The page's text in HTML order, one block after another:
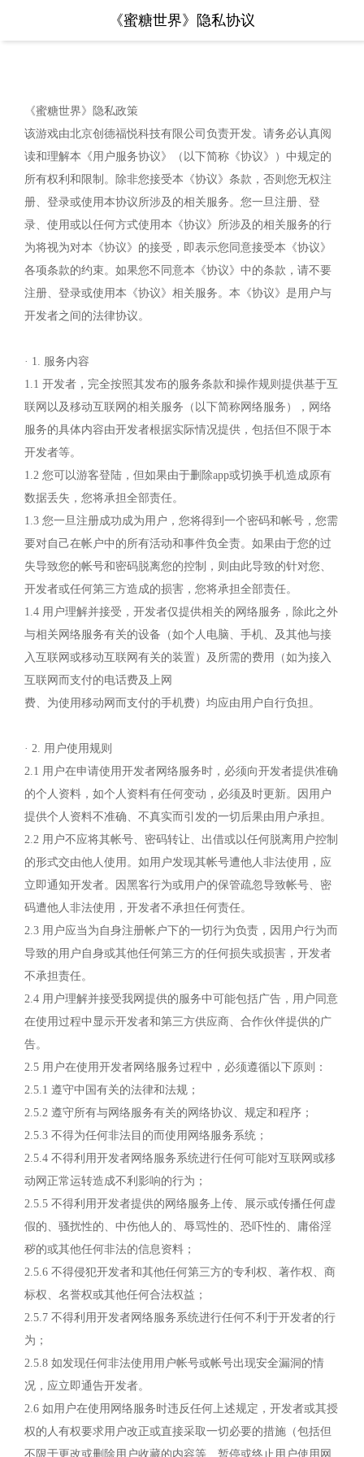
《蜜糖世界》隐私协议
《蜜糖世界》隐私政策
该游戏由北京创德福悦科技有限公司负责开发。请务必认真阅
读和理解本《用户服务协议》（以下简称《协议》）中规定的
所有权利和限制。除非您接受本《协议》条款，否则您无权注
册、登录或使用本协议所涉及的相关服务。您一旦注册、登
录、使用或以任何方式使用本《协议》所涉及的相关服务的行
为将视为对本《协议》的接受，即表示您同意接受本《协议》
各项条款的约束。如果您不同意本《协议》中的条款，请不要
注册、登录或使用本《协议》相关服务。本《协议》是用户与
开发者之间的法律协议。
· 1. 服务内容
1.1 开发者，完全按照其发布的服务条款和操作规则提供基于互
联网以及移动互联网的相关服务（以下简称网络服务），网络
服务的具体内容由开发者根据实际情况提供，包括但不限于本
开发者等。
1.2 您可以游客登陆，但如果由于删除app或切换手机造成原有
数据丢失，您将承担全部责任。
1.3 您一旦注册成功成为用户，您将得到一个密码和帐号，您需
要对自己在帐户中的所有活动和事件负全责。如果由于您的过
失导致您的帐号和密码脱离您的控制，则由此导致的针对您、
开发者或任何第三方造成的损害，您将承担全部责任。
1.4 用户理解并接受，开发者仅提供相关的网络服务，除此之外
与相关网络服务有关的设备（如个人电脑、手机、及其他与接
入互联网或移动互联网有关的装置）及所需的费用（如为接入
互联网而支付的电话费及上网
费、为使用移动网而支付的手机费）均应由用户自行负担。
· 2. 用户使用规则
2.1 用户在申请使用开发者网络服务时，必须向开发者提供准确
的个人资料，如个人资料有任何变动，必须及时更新。因用户
提供个人资料不准确、不真实而引发的一切后果由用户承担。
2.2 用户不应将其帐号、密码转让、出借或以任何脱离用户控制
的形式交由他人使用。如用户发现其帐号遭他人非法使用，应
立即通知开发者。因黑客行为或用户的保管疏忽导致帐号、密
码遭他人非法使用，开发者不承担任何责任。
2.3 用户应当为自身注册帐户下的一切行为负责，因用户行为而
导致的用户自身或其他任何第三方的任何损失或损害，开发者
不承担责任。
2.4 用户理解并接受我网提供的服务中可能包括广告，用户同意
在使用过程中显示开发者和第三方供应商、合作伙伴提供的广
告。
2.5 用户在使用开发者网络服务过程中，必须遵循以下原则：
2.5.1 遵守中国有关的法律和法规；
2.5.2 遵守所有与网络服务有关的网络协议、规定和程序；
2.5.3 不得为任何非法目的而使用网络服务系统；
2.5.4 不得利用开发者网络服务系统进行任何可能对互联网或移
动网正常运转造成不利影响的行为；
2.5.5 不得利用开发者提供的网络服务上传、展示或传播任何虚
假的、骚扰性的、中伤他人的、辱骂性的、恐吓性的、庸俗淫
秽的或其他任何非法的信息资料；
2.5.6 不得侵犯开发者和其他任何第三方的专利权、著作权、商
标权、名誉权或其他任何合法权益；
2.5.7 不得利用开发者网络服务系统进行任何不利于开发者的行
为；
2.5.8 如发现任何非法使用用户帐号或帐号出现安全漏洞的情
况，应立即通告开发者。
2.6 如用户在使用网络服务时违反任何上述规定，开发者或其授
权的人有权要求用户改正或直接采取一切必要的措施（包括但
不限于更改或删除用户收藏的内容等、暂停或终止用户使用网